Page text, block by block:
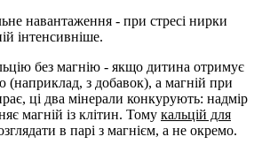
навантаження - при стресі нирки
інтенсивніше.
без магнію - якщо дитина отримує
(наприклад, з добавок), а магній при
ці два мінерали конкурують: надмір
магній із клітин. Тому кальцій для
в парі з магнієм, а не окремо.